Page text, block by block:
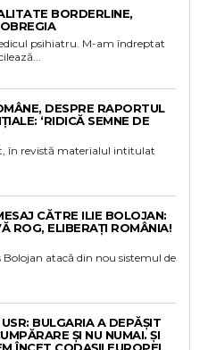
BORDERLINE,
psihiatru. M-am îndreptat
DESPRE RAPORTUL
‘RIDICĂ SEMNE DE
în revistă materialul intitulat
CĂTRE ILIE BOLOJAN:
ROG, ELIBERAȚI ROMÂNIA!
atacă din nou sistemul de
BULGARIA A DEPĂȘIT
ȘI NU NUMAI. ȘI
ÎNCET CODAȘII EUROPEI